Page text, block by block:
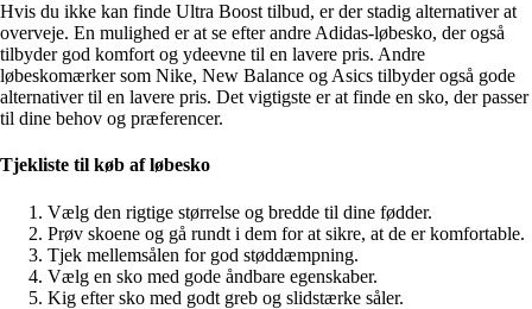
Hvis du ikke kan finde Ultra Boost tilbud, er der stadig alternativer at
overveje. En mulighed er at se efter andre Adidas-løbesko, der også
tilbyder god komfort og ydeevne til en lavere pris. Andre
løbeskomærker som Nike, New Balance og Asics tilbyder også gode
alternativer til en lavere pris. Det vigtigste er at finde en sko, der passer
til dine behov og præferencer.
Tjekliste til køb af løbesko
Vælg den rigtige størrelse og bredde til dine fødder.
Prøv skoene og gå rundt i dem for at sikre, at de er komfortable.
Tjek mellemsålen for god støddæmpning.
Vælg en sko med gode åndbare egenskaber.
Kig efter sko med godt greb og slidstærke såler.